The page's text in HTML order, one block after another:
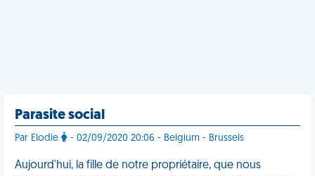
Parasite social
Par Elodie - 02/09/2020 20:06 - Belgium - Brussels
Aujourd'hui, la fille de notre propriétaire, que nous